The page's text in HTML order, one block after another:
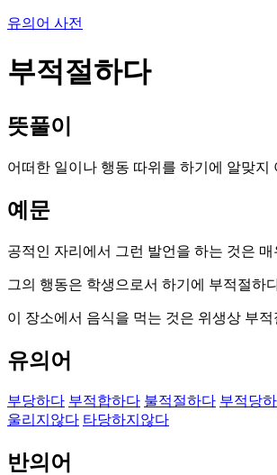
유의어 사전
부적절하다
뜻풀이
어떠한 일이나 행동 따위를 하기에 알맞지
예문
공적인 자리에서 그런 발언을 하는 것은
그의 행동은 학생으로서 하기에 부적절하
이 장소에서 음식을 먹는 것은 위생상 부적
유의어
부당하다 부적합하다 불적절하다 부적당
울리지않다 타당하지않다
반의어